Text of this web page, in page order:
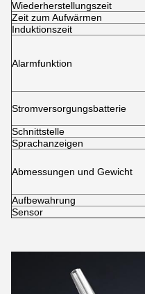
Wiederherstellungszeit
Zeit zum Aufwärmen
Induktionszeit
Alarmfunktion
Stromversorgungsbatterie
Schnittstelle
Sprachanzeigen
Abmessungen und Gewicht
Aufbewahrung
Sensor